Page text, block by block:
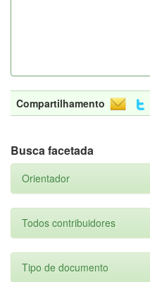
Compartilhamento
Busca facetada
Orientador
Todos contribuidores
Tipo de documento